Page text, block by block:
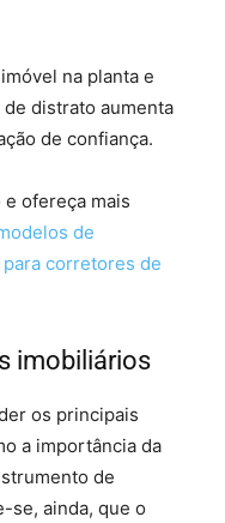
na planta e
distrato aumenta
de confiança.
ofereça mais
de
corretores de
imobiliários
os principais
a importância da
de
se, ainda, que o